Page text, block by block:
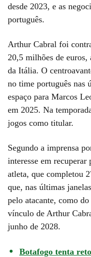
desde 2023, e as
português.
Arthur Cabral foi
20,5 milhões de euros,
da Itália. O
no time português nas
espaço para Marcos
em 2025. Na
jogos como titular.
Segundo a imprensa
interesse em
atleta, que completou
que, nas últimas
pelo atacante, como
vínculo de Arthur
junho de 2028.
Botafogo tenta